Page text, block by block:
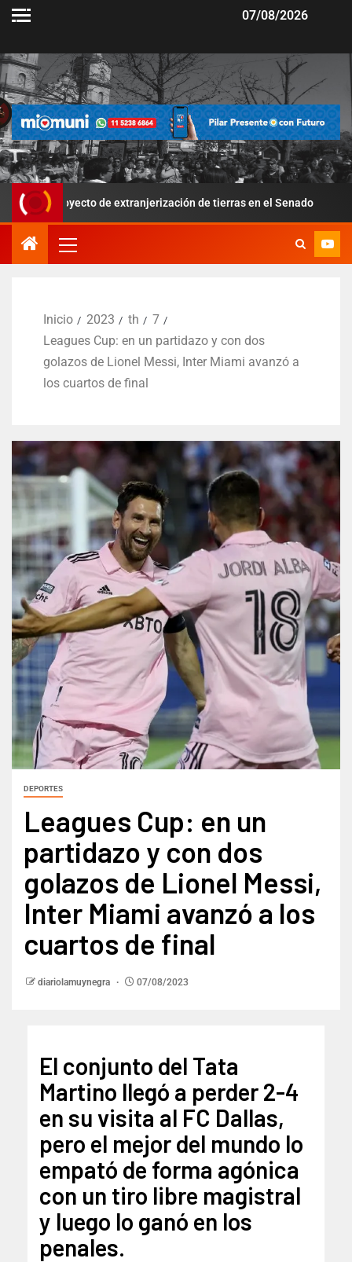
07/08/2026
de extranjerización de tierras en el Senado
Inicio 2023 th
7
Leagues Cup: en un partidazo y con dos
golazos de Lionel Messi, Inter Miami avanzó a
los cuartos de final
DEPORTES
Leagues Cup: en un
partidazo y con dos
golazos de Lionel Messi,
Inter Miami avanzó a los
cuartos de final
diariolamuynegra 07/08/2023
El conjunto del Tata
Martino llegó a perder 2-4
en su visita al FC Dallas,
pero el mejor del mundo lo
empató de forma agónica
con un tiro libre magistral
y luego lo ganó en los
penales.